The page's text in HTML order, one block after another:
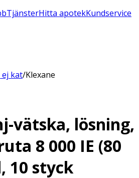
TjänsterHitta apotekKundservice
ej kat/Klexane
vätska, lösning,
8 000 IE (80
10 styck